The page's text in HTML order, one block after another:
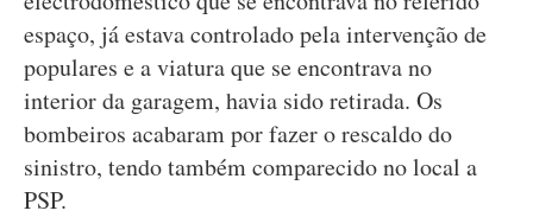
espaço, já estava controlado pela intervenção de
populares e a viatura que se encontrava no
interior da garagem, havia sido retirada. Os
bombeiros acabaram por fazer o rescaldo do
sinistro, tendo também comparecido no local a
PSP.